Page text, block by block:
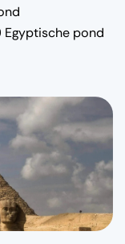
Egyptische pond